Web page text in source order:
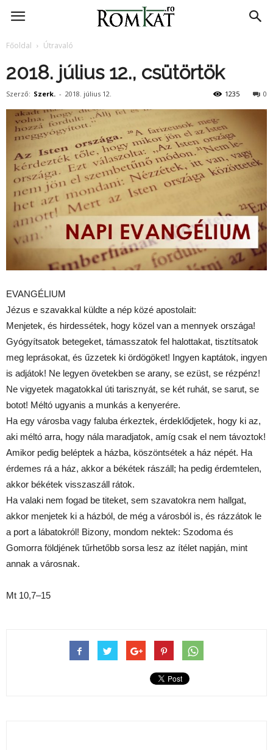
RomKat.ro
Főoldal Útravaló
2018. július 12., csütörtök
Szerző: Szerk. - 2018. július 12. 0
1235
EVANGÉLIUM
Jézus e szavakkal küldte a nép közé apostolait:
Menjetek, és hirdessétek, hogy közel van a mennyek országa!
Gyógyítsatok betegeket, támasszatok fel halottakat, tisztítsatok
meg leprásokat, és űzzetek ki ördögöket! Ingyen kaptátok, ingyen
is adjátok! Ne legyen övetekben se arany, se ezüst, se rézpénz!
Ne vigyetek magatokkal úti tarisznyát, se két ruhát, se sarut, se
botot! Méltó ugyanis a munkás a kenyerére.
Ha egy városba vagy faluba érkeztek, érdeklődjetek, hogy ki az,
aki méltó arra, hogy nála maradjatok, amíg csak el nem távoztok!
Amikor pedig beléptek a házba, köszöntsétek a ház népét. Ha
érdemes rá a ház, akkor a békétek rászáll; ha pedig érdemtelen,
akkor békétek visszaszáll rátok.
Ha valaki nem fogad be titeket, sem szavatokra nem hallgat,
akkor menjetek ki a házból, de még a városból is, és rázzátok le
a port a lábatokról! Bizony, mondom nektek: Szodoma és
Gomorra földjének tűrhetőbb sorsa lesz az ítélet napján, mint
annak a városnak.
Mt 10,7–15